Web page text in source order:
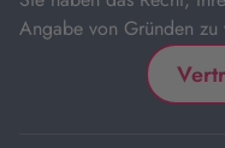
Angabe von Gründen zu